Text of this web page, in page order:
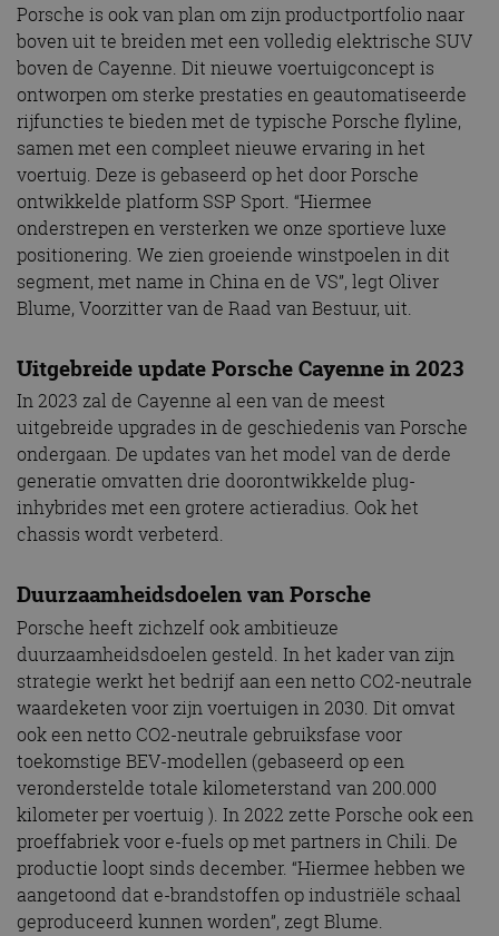
Porsche is ook van plan om zijn productportfolio naar
boven uit te breiden met een volledig elektrische SUV
boven de Cayenne. Dit nieuwe voertuigconcept is
ontworpen om sterke prestaties en geautomatiseerde
rijfuncties te bieden met de typische Porsche flyline,
samen met een compleet nieuwe ervaring in het
voertuig. Deze is gebaseerd op het door Porsche
ontwikkelde platform SSP Sport. “Hiermee
onderstrepen en versterken we onze sportieve luxe
positionering. We zien groeiende winstpoelen in dit
segment, met name in China en de VS”, legt Oliver
Blume, Voorzitter van de Raad van Bestuur, uit.
Uitgebreide update Porsche Cayenne in 2023
In 2023 zal de Cayenne al een van de meest
uitgebreide upgrades in de geschiedenis van Porsche
ondergaan. De updates van het model van de derde
generatie omvatten drie doorontwikkelde plug-
inhybrides met een grotere actieradius. Ook het
chassis wordt verbeterd.
Duurzaamheidsdoelen van Porsche
Porsche heeft zichzelf ook ambitieuze
duurzaamheidsdoelen gesteld. In het kader van zijn
strategie werkt het bedrijf aan een netto CO2-neutrale
waardeketen voor zijn voertuigen in 2030. Dit omvat
ook een netto CO2-neutrale gebruiksfase voor
toekomstige BEV-modellen (gebaseerd op een
veronderstelde totale kilometerstand van 200.000
kilometer per voertuig ). In 2022 zette Porsche ook een
proeffabriek voor e-fuels op met partners in Chili. De
productie loopt sinds december. “Hiermee hebben we
aangetoond dat e-brandstoffen op industriële schaal
geproduceerd kunnen worden”, zegt Blume.